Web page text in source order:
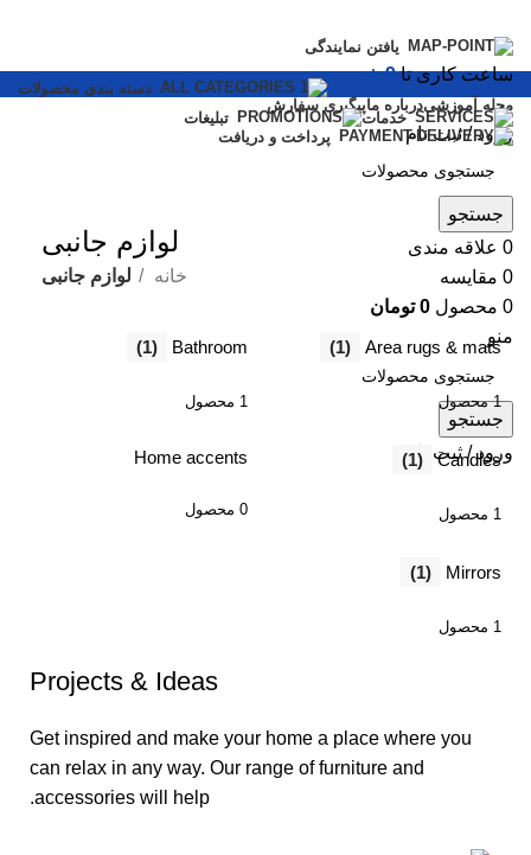
یافتن نمایندگی
ساعت کاری تا9 شب
مجله آموزشیدرباره ماپیگیری سفارش
ورود / ثبت نام
دسته بندی محصولات
خدمات
تبلیغات
پرداخت و دریافت
جستجو
0 علاقه مندی
0 مقایسه
0 محصول 0 تومان
منو
جستجو
ورود / ثبت نام
New arrivals for floors in your home, office and outdoor.
Expert Advice
لوازم جانبی
خانه لوازم جانبی
Area rugs & mats
(1)
1 محصول
Bathroom
(1)
1 محصول
Candles
(1)
1 محصول
Home accents
0 محصول
Mirrors
(1)
1 محصول
Projects & Ideas
Get inspired and make your home a place where you
can relax in any way. Our range of furniture and
accessories will help.